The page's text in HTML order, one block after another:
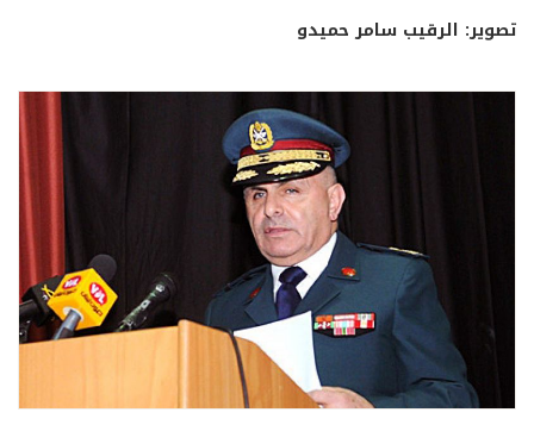
تصوير: الرقيب سامر حميدو